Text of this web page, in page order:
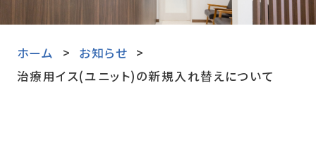
ホーム
お知らせ
治療用イス(ユニット)の新規入れ替えについて